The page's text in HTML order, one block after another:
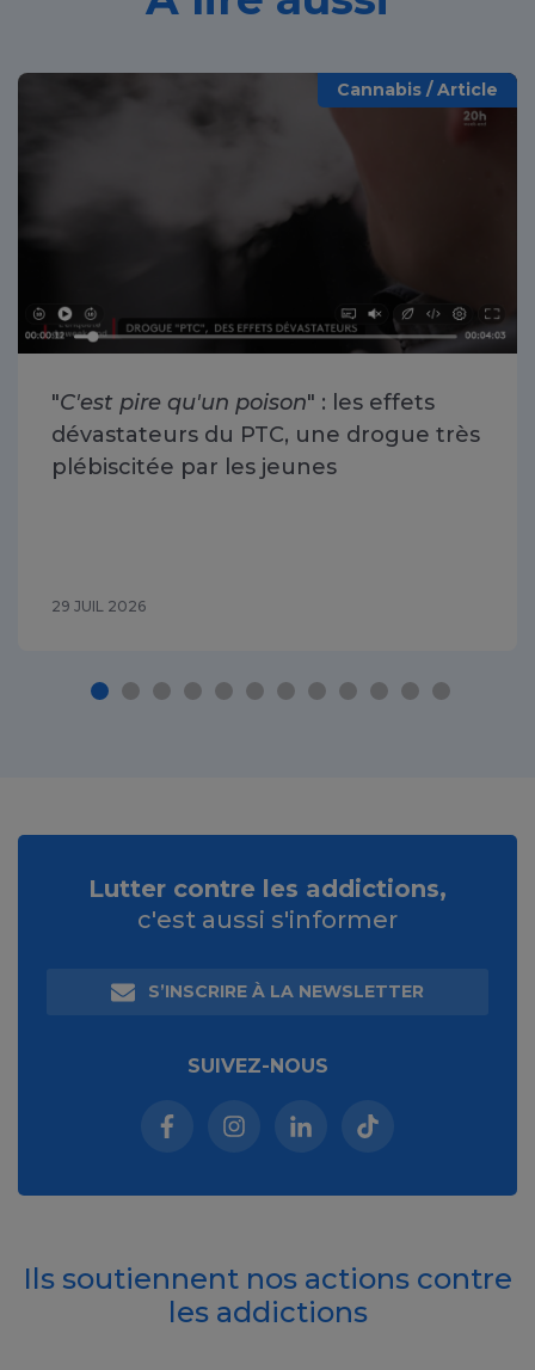
Cannabis / Article
"C'est pire qu'un poison" : les effets
dévastateurs du PTC, une drogue très
plébiscitée par les jeunes
29 JUIL 2026
Lutter contre les addictions,
c'est aussi s'informer
S’INSCRIRE À LA NEWSLETTER
SUIVEZ-NOUS
Facebook (nouvelle fenêtre)
Instagram (nouvelle fenêtre)
Linkedin (nouvelle
Tiktok (nouvelle
Ils soutiennent nos actions contre
les addictions